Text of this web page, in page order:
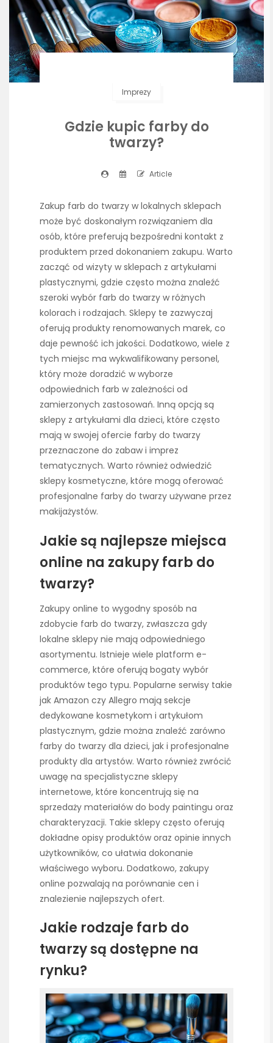
Imprezy
Gdzie kupic farby do
twarzy?
Article
Zakup farb do twarzy w lokalnych sklepach
może być doskonałym rozwiązaniem dla
osób, które preferują bezpośredni kontakt z
produktem przed dokonaniem zakupu. Warto
zacząć od wizyty w sklepach z artykułami
plastycznymi, gdzie często można znaleźć
szeroki wybór farb do twarzy w różnych
kolorach i rodzajach. Sklepy te zazwyczaj
oferują produkty renomowanych marek, co
daje pewność ich jakości. Dodatkowo, wiele z
tych miejsc ma wykwalifikowany personel,
który może doradzić w wyborze
odpowiednich farb w zależności od
zamierzonych zastosowań. Inną opcją są
sklepy z artykułami dla dzieci, które często
mają w swojej ofercie farby do twarzy
przeznaczone do zabaw i imprez
tematycznych. Warto również odwiedzić
sklepy kosmetyczne, które mogą oferować
profesjonalne farby do twarzy używane przez
makijażystów.
Jakie są najlepsze miejsca
online na zakupy farb do
twarzy?
Zakupy online to wygodny sposób na
zdobycie farb do twarzy, zwłaszcza gdy
lokalne sklepy nie mają odpowiedniego
asortymentu. Istnieje wiele platform e-
commerce, które oferują bogaty wybór
produktów tego typu. Popularne serwisy takie
jak Amazon czy Allegro mają sekcje
dedykowane kosmetykom i artykułom
plastycznym, gdzie można znaleźć zarówno
farby do twarzy dla dzieci, jak i profesjonalne
produkty dla artystów. Warto również zwrócić
uwagę na specjalistyczne sklepy
internetowe, które koncentrują się na
sprzedaży materiałów do body paintingu oraz
charakteryzacji. Takie sklepy często oferują
dokładne opisy produktów oraz opinie innych
użytkowników, co ułatwia dokonanie
właściwego wyboru. Dodatkowo, zakupy
online pozwalają na porównanie cen i
znalezienie najlepszych ofert.
Jakie rodzaje farb do
twarzy są dostępne na
rynku?